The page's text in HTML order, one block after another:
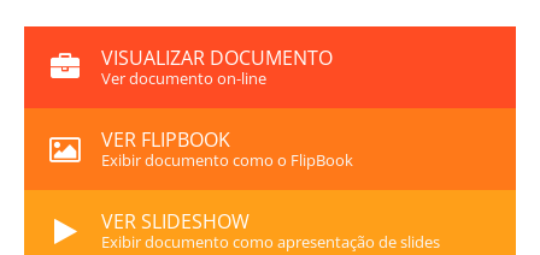
VISUALIZAR DOCUMENTO
Ver documento on-line
VER FLIPBOOK
Exibir documento como o FlipBook
VER SLIDESHOW
Exibir documento como apresentação de slides